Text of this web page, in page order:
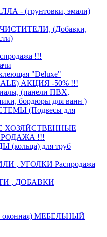
- (грунтовки, эмали)
(Добавки,
!!!
"Deluxe"
АКЦИЯ -50% !!!
(панели ПВХ,
бордюры для ванн )
(Подвесы для
!!!
для труб
, УГОЛКИ Распродажа
, ДОБАВКИ
оконная) МЕБЕЛЬНЫЙ